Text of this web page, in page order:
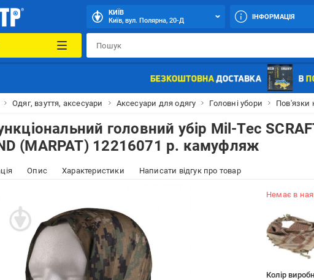
КИЇВ
Київ, вул. Полярна, 20-Д
ІНФОРМАЦІЯ
Одяг, взуття, аксесуари Аксесуари для одягу Головні убори Пов'язки
головний убір Mil-Tec
(MARPAT) 12216071 р. камуфляж
Опис Характеристики Написати відгук про товар
Немає в
Колір